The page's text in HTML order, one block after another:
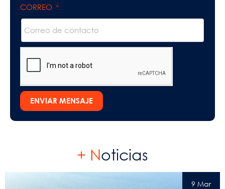
CORREO
ENVIAR MENSAJE
+ Noticias
9 Mar